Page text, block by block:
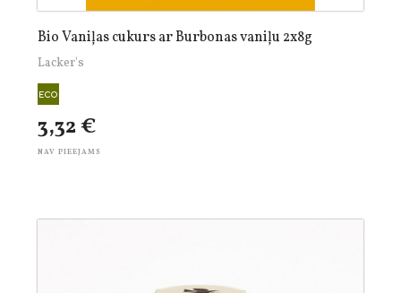
Bio Vaniļas cukurs ar Burbonas vaniļu 2x8g
Lacker's
3,32 €
NAV PIEEJAMS